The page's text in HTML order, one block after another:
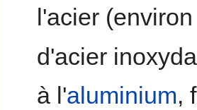
l'acier
d'acier
à l'aluminium,